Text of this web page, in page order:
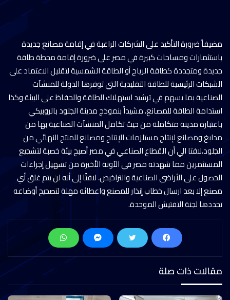
مضيفاً ضرورة التأكيد على الشركات الراغبة في إقامة مصانع جديدة
باستثمارات ومساحات كبيرة في مصر على ضرورة إقامة محطة طاقة
جديدة ومتجددة كطاقة الرياح أو الطاقة الشمسية لتقليل الاعتماد على
الشبكات الرئيسية للطاقة التقليدية التي توفرها الدولة للمنشآت
الصناعية بما يسهم في ترشيد استهلاك الطاقة والحفاظ على البيئة وكذا
استدامة الطاقة للمصانع، مشيداً بنموذج مدينة الجلود بالروبيكي
باعتباره مدينة متكاملة من حيث تكامل المنشآت الصناعية بها من
مدابغ ومصانع لإنتاج مستلزمات الإنتاج ومصانع للمنتج النهائي من
الجلود،لافتا الي أن القطاع الصناعي في مصر أصبح بيئة خصبة لتشجيع
المستثمرين مما شهدته مصر في الآونة الأخيرة من تسهيل إجراءات
الحصول على الأراضي الصناعية والتراخيص، لافتًا إلى أنه لن يتم غلق أي
مصنع إلا بعد ارسال خطاب إنذار للمصنع واعطائه مهلة لتصحيح أوضاعه
تحددها لجنة التفتيش الموحدة.
مقالات ذات صلة